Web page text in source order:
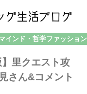
インド・哲学ファッション
】里クエスト攻
さん&コメント